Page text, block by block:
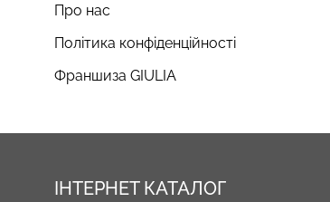
Про нас
Політика конфіденційності
Франшиза GIULIA
ІНТЕРНЕТ КАТАЛОГ